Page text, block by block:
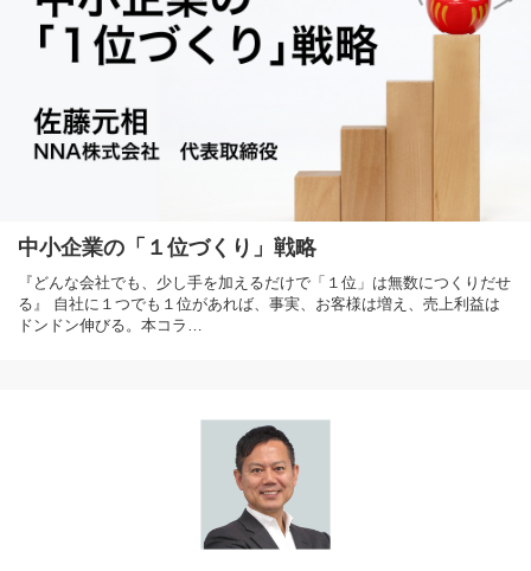
中小企業の「１位づくり」戦略
『どんな会社でも、少し手を加えるだけで「１位」は無数につくりだせ
る』 自社に１つでも１位があれば、事実、お客様は増え、売上利益は
ドンドン伸びる。本コラ…